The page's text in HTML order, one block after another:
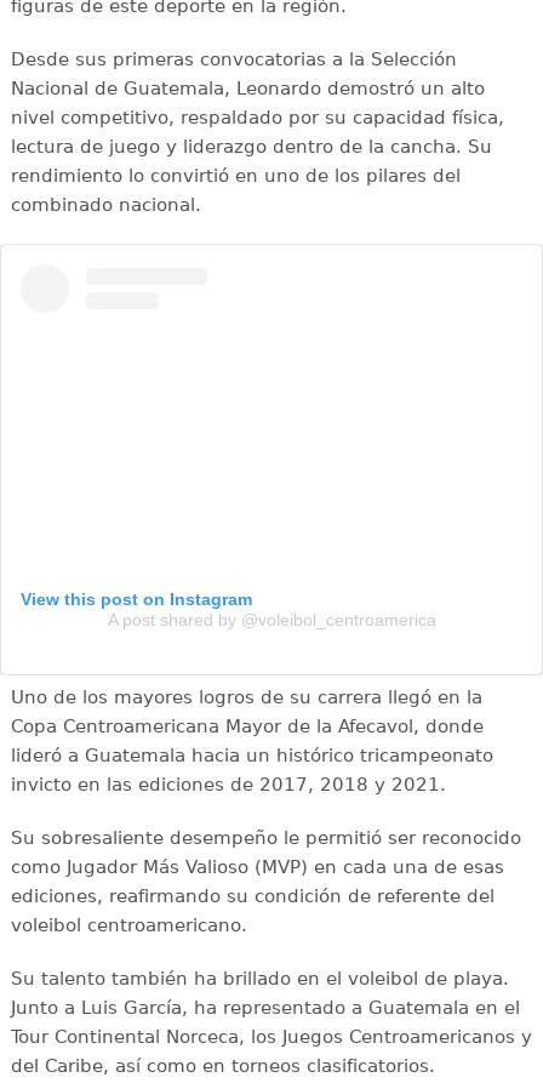
figuras de este deporte en la región.
Desde sus primeras convocatorias a la Selección
Nacional de Guatemala, Leonardo demostró un alto
nivel competitivo, respaldado por su capacidad física,
lectura de juego y liderazgo dentro de la cancha. Su
rendimiento lo convirtió en uno de los pilares del
combinado nacional.
View this post on Instagram
A post shared by @voleibol_centroamerica
Uno de los mayores logros de su carrera llegó en la
Copa Centroamericana Mayor de la Afecavol, donde
lideró a Guatemala hacia un histórico tricampeonato
invicto en las ediciones de 2017, 2018 y 2021.
Su sobresaliente desempeño le permitió ser reconocido
como Jugador Más Valioso (MVP) en cada una de esas
ediciones, reafirmando su condición de referente del
voleibol centroamericano.
Su talento también ha brillado en el voleibol de playa.
Junto a Luis García, ha representado a Guatemala en el
Tour Continental Norceca, los Juegos Centroamericanos y
del Caribe, así como en torneos clasificatorios.